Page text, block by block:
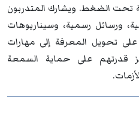
الضغط. ويشارك المتدربون
ورسائل رسمية، وسيناريوهات
تحويل المعرفة إلى مهارات
قدرتهم على حماية السمعة